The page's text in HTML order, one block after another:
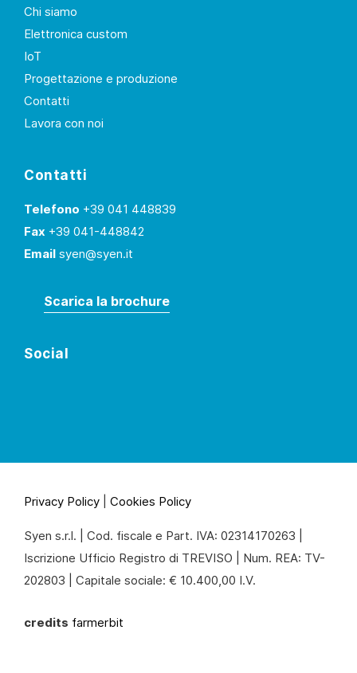
Chi siamo
Elettronica custom
IoT
Progettazione e produzione
Contatti
Lavora con noi
Contatti
Telefono +39 041 448839
Fax +39 041-448842
Emailsyen@syen.it
Scarica la brochure
Social
Privacy Policy Cookies Policy
Syen s.r.l. | Cod. fiscale e Part. IVA: 02314170263 |
Iscrizione Ufficio Registro di TREVISO | Num. REA: TV-
202803 | Capitale sociale: € 10.400,00 I.V.
credits farmerbit